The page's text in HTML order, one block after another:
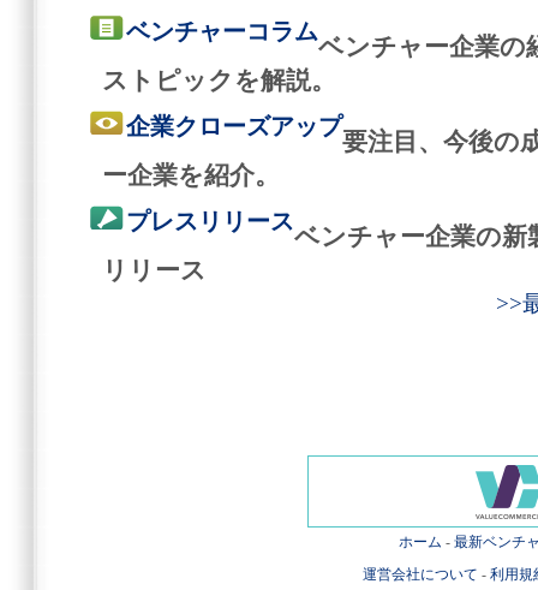
ベンチャーコラム
ベンチャー企業の
ストピックを解説。
企業クローズアップ
要注目、今後の
ー企業を紹介。
プレスリリース
ベンチャー企業の新
リリース
>>
ホーム - 最新ベンチ
運営会社について - 利用規